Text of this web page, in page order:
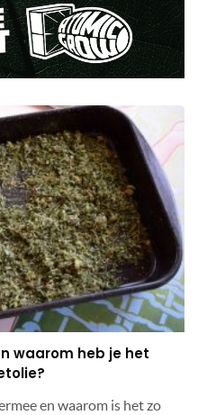
waarom heb je het
en waarom is het zo